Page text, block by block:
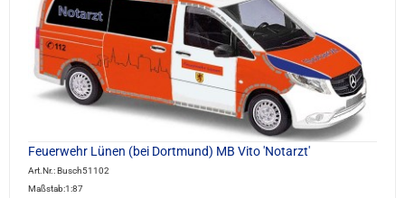
Feuerwehr Lünen (bei Dortmund) MB Vito 'Notarzt'
Art.Nr.: Busch51102
Maßstab:1:87